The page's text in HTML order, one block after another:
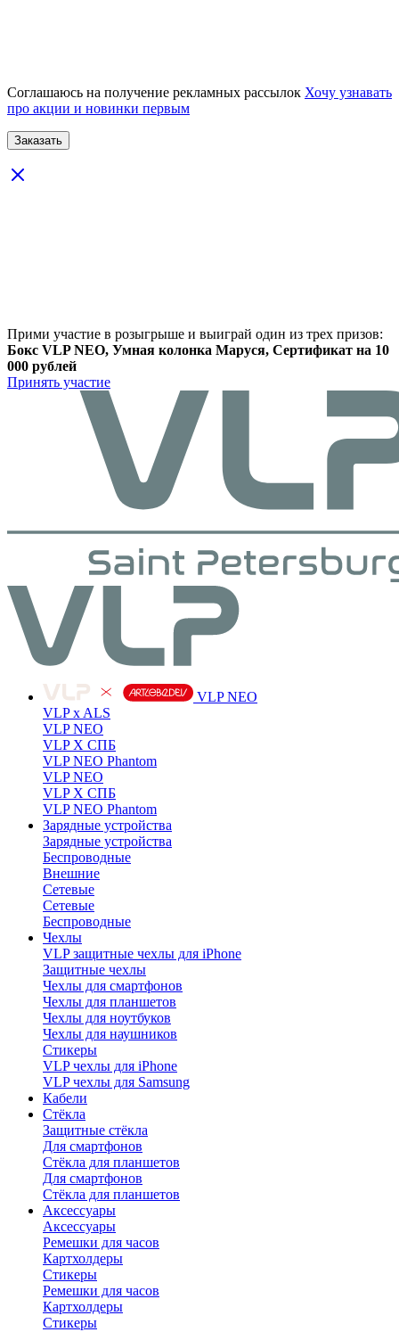
Соглашаюсь на получение рекламных рассылок Хочу узнавать
про акции и новинки первым
Прими участие в розыгрыше и выиграй один из трех призов:
Бокс VLP NEO, Умная колонка Маруся, Сертификат на 10
000 рублей
Принять участие
VLP NEO
VLP x ALS
VLP NEO
VLP X СПБ
VLP NEO Phantom
VLP NEO
VLP X СПБ
VLP NEO Phantom
Зарядные устройства
Зарядные устройства
Беспроводные
Внешние
Сетевые
Сетевые
Беспроводные
Чехлы
VLP защитные чехлы для iPhone
Защитные чехлы
Чехлы для смартфонов
Чехлы для планшетов
Чехлы для ноутбуков
Чехлы для наушников
Стикеры
VLP чехлы для iPhone
VLP чехлы для Samsung
Кабели
Стёкла
Защитные стёкла
Для смартфонов
Стёкла для планшетов
Для смартфонов
Стёкла для планшетов
Аксессуары
Аксессуары
Ремешки для часов
Картхолдеры
Стикеры
Ремешки для часов
Картхолдеры
Стикеры